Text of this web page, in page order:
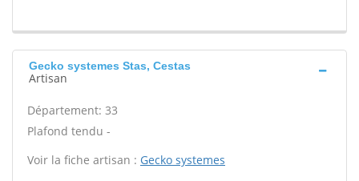
Gecko systemes Stas, Cestas
Artisan
Département: 33
Plafond tendu -
Voir la fiche artisan : Gecko systemes